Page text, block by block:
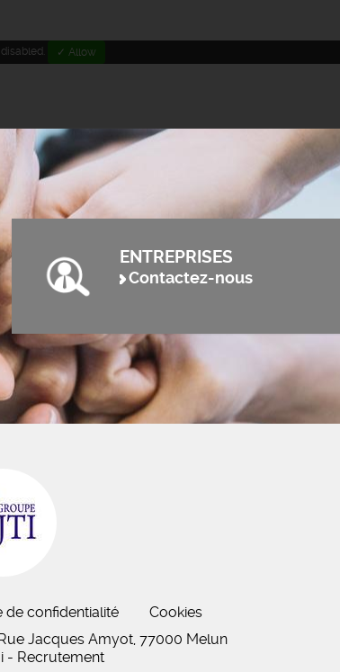
✓ Allow
ENTREPRISES
Contactez-nous
de confidentialité
Cookies
Jacques Amyot, 77000 Melun
- Recrutement